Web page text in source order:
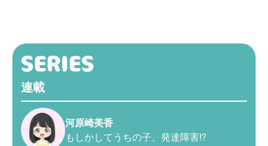
連載
河原崎美香
もしかしてうちの子、発達障害!?